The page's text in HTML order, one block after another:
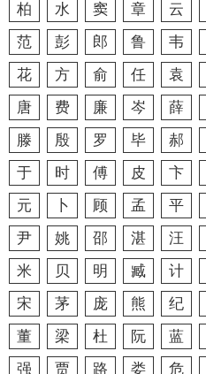
柏
水 窦 章 云
范
彭 郎 鲁 韦
花
方 俞 任 袁
唐
费 廉 岑 薛
滕
殷 罗 毕 郝
于
时 傅 皮 卞
元
卜 顾 孟 平
尹
姚 邵 湛 汪
米
贝 明 臧 计
宋
茅 庞 熊 纪
董
梁 杜 阮 蓝
强
贾 路 娄 危